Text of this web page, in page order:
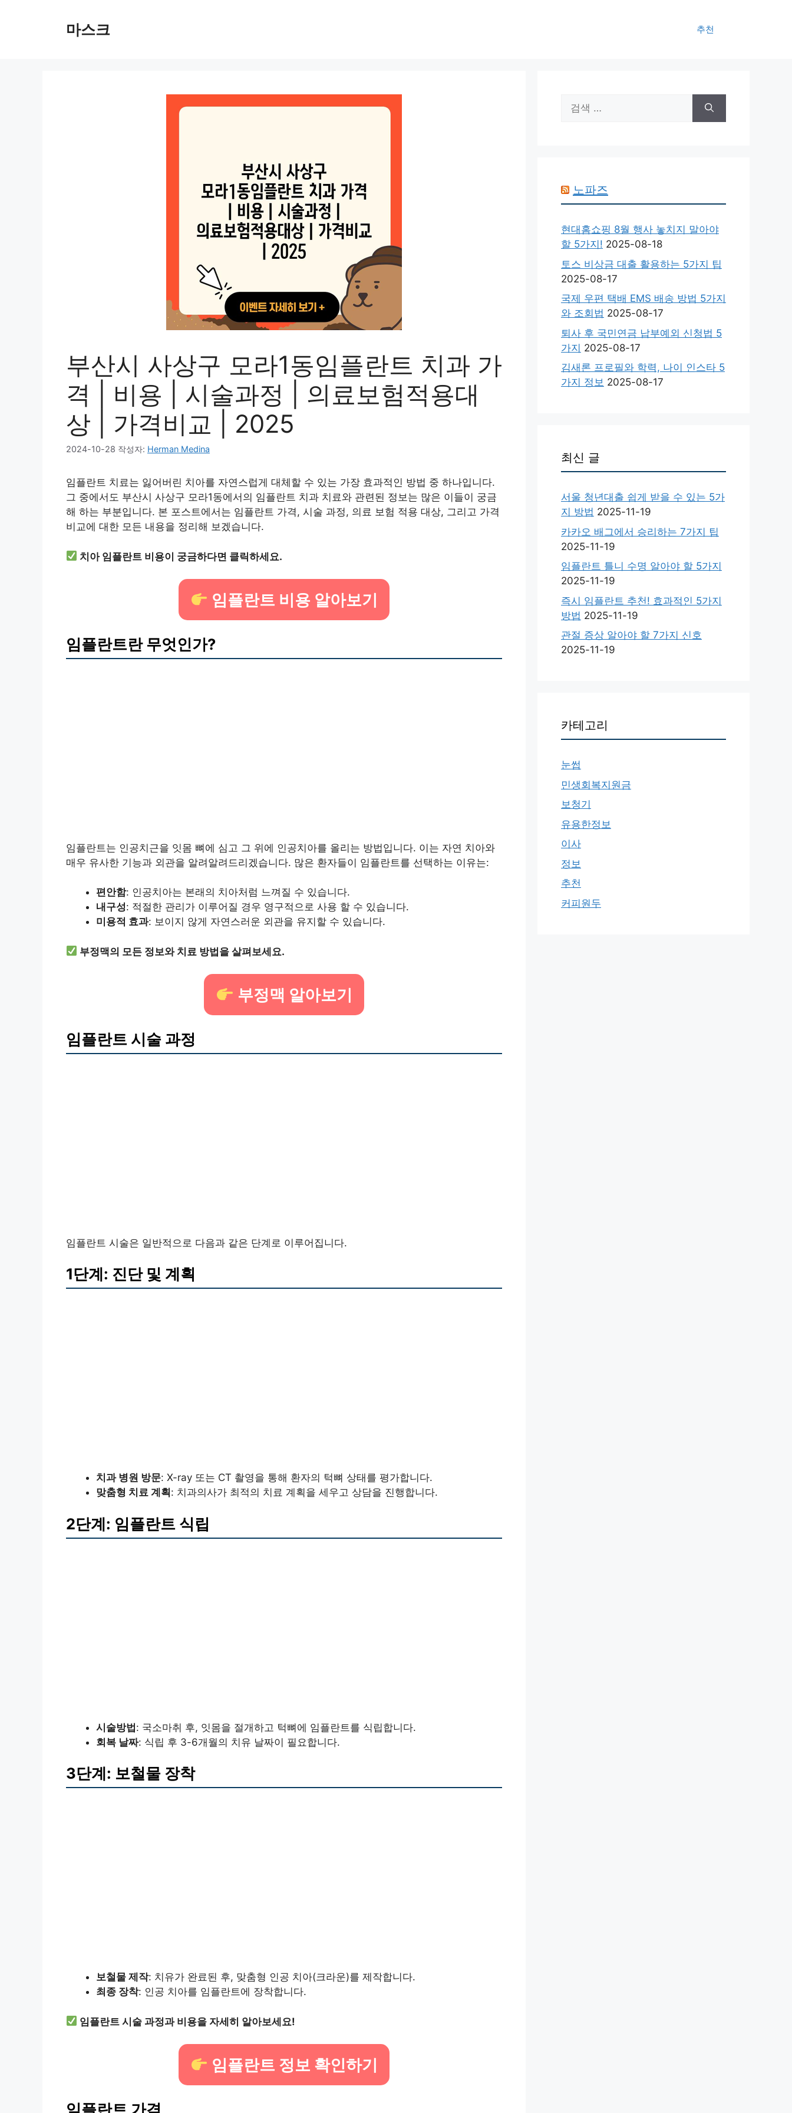
마스크 추천
부산시 사상구 모라1동임플란트 치과 가
격 | 비용 | 시술과정 | 의료보험적용대
상 | 가격비교 | 2025
2024-10-28 작성자: Herman Medina
임플란트 치료는 잃어버린 치아를 자연스럽게 대체할 수 있는 가장 효과적인 방법 중 하나입니다.
그 중에서도 부산시 사상구 모라1동에서의 임플란트 치과 치료와 관련된 정보는 많은 이들이 궁금
해 하는 부분입니다. 본 포스트에서는 임플란트 가격, 시술 과정, 의료 보험 적용 대상, 그리고 가격
비교에 대한 모든 내용을 정리해 보겠습니다.
치아 임플란트 비용이 궁금하다면 클릭하세요.
임플란트 비용 알아보기
임플란트란 무엇인가?
임플란트는 인공치근을 잇몸 뼈에 심고 그 위에 인공치아를 올리는 방법입니다. 이는 자연 치아와
매우 유사한 기능과 외관을 알려알려드리겠습니다. 많은 환자들이 임플란트를 선택하는 이유는:
편안함: 인공치아는 본래의 치아처럼 느껴질 수 있습니다.
내구성: 적절한 관리가 이루어질 경우 영구적으로 사용 할 수 있습니다.
미용적 효과: 보이지 않게 자연스러운 외관을 유지할 수 있습니다.
부정맥의 모든 정보와 치료 방법을 살펴보세요.
부정맥 알아보기
임플란트 시술 과정
임플란트 시술은 일반적으로 다음과 같은 단계로 이루어집니다.
1단계: 진단 및 계획
치과 병원 방문: X-ray 또는 CT 촬영을 통해 환자의 턱뼈 상태를 평가합니다.
맞춤형 치료 계획 : 치과의사가 최적의 치료 계획을 세우고 상담을 진행합니다.
2단계: 임플란트 식립
시술방법: 국소마취 후, 잇몸을 절개하고 턱뼈에 임플란트를 식립합니다.
회복 날짜: 식립 후 3-6개월의 치유 날짜이 필요합니다.
3단계: 보철물 장착
보철물 제작: 치유가 완료된 후, 맞춤형 인공 치아(크라운)를 제작합니다.
최종 장착: 인공 치아를 임플란트에 장착합니다.
임플란트 시술 과정과 비용을 자세히 알아보세요!
임플란트 정보 확인하기
임플란트 가격
색:
노파즈
현대홈쇼핑 8월 행사 놓치지 말아야
할 5가지! 2025-08-18
토스 비상금 대출 활용하는 5가지 팁
2025-08-17
국제 우편 택배 EMS 배송 방법 5가지
와 조회법 2025-08-17
퇴사 후 국민연금 납부예외 신청법 5
가지 2025-08-17
김새론 프로필와 학력, 나이 인스타 5
가지 정보 2025-08-17
최신 글
서울 청년대출 쉽게 받을 수 있는 5가
지 방법 2025-11-19
카카오 배그에서 승리하는 7가지 팁
2025-11-19
임플란트 틀니 수명 알아야 할 5가지
2025-11-19
즉시 임플란트 추천! 효과적인 5가지
방법 2025-11-19
관절 증상 알아야 할 7가지 신호
2025-11-19
카테고리
눈썹
민생회복지원금
보청기
유용한정보
이사
정보
추천
커피원두